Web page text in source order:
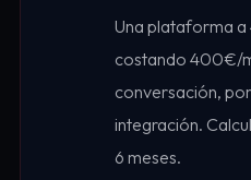
Una plataforma
costando 400€/
conversación,
integración.
6 meses.